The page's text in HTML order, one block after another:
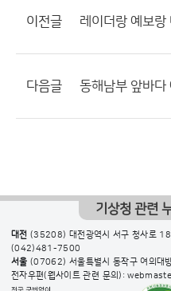
이전글 레이더랑 예보랑
다음글 동해남부 앞바다
기상청 관련
대전 (35208) 대전광역시 서구 청사로
(042)481-7500
서울 (07062) 서울특별시 동작구 여의
전자우편(웹사이트 관련 문의):